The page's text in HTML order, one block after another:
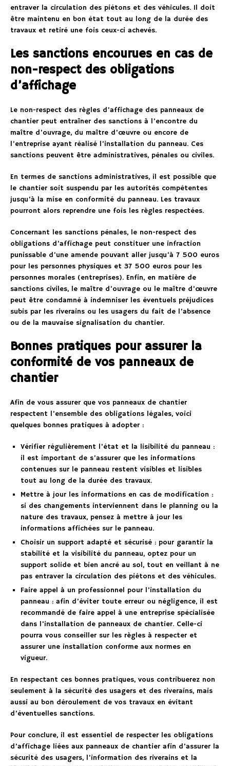
entraver la circulation des piétons et des véhicules. Il doit
être maintenu en bon état tout au long de la durée des
travaux et retiré une fois ceux-ci achevés.
Les sanctions encourues en cas de
non-respect des obligations
d’affichage
Le non-respect des règles d’affichage des panneaux de
chantier peut entraîner des sanctions à l’encontre du
maître d’ouvrage, du maître d’œuvre ou encore de
l’entreprise ayant réalisé l’installation du panneau. Ces
sanctions peuvent être administratives, pénales ou civiles.
En termes de sanctions administratives, il est possible que
le chantier soit suspendu par les autorités compétentes
jusqu’à la mise en conformité du panneau. Les travaux
pourront alors reprendre une fois les règles respectées.
Concernant les sanctions pénales, le non-respect des
obligations d’affichage peut constituer une infraction
punissable d’une amende pouvant aller jusqu’à 7 500 euros
pour les personnes physiques et 37 500 euros pour les
personnes morales (entreprises). Enfin, en matière de
sanctions civiles, le maître d’ouvrage ou le maître d’œuvre
peut être condamné à indemniser les éventuels préjudices
subis par les riverains ou les usagers du fait de l’absence
ou de la mauvaise signalisation du chantier.
Bonnes pratiques pour assurer la
conformité de vos panneaux de
chantier
Afin de vous assurer que vos panneaux de chantier
respectent l’ensemble des obligations légales, voici
quelques bonnes pratiques à adopter :
Vérifier régulièrement l’état et la lisibilité du panneau :
il est important de s’assurer que les informations
contenues sur le panneau restent visibles et lisibles
tout au long de la durée des travaux.
Mettre à jour les informations en cas de modification :
si des changements interviennent dans le planning ou la
nature des travaux, pensez à mettre à jour les
informations affichées sur le panneau.
Choisir un support adapté et sécurisé : pour garantir la
stabilité et la visibilité du panneau, optez pour un
support solide et bien ancré au sol, tout en veillant à ne
pas entraver la circulation des piétons et des véhicules.
Faire appel à un professionnel pour l’installation du
panneau : afin d’éviter toute erreur ou négligence, il est
recommandé de faire appel à une entreprise spécialisée
dans l’installation de panneaux de chantier. Celle-ci
pourra vous conseiller sur les règles à respecter et
assurer une installation conforme aux normes en
vigueur.
En respectant ces bonnes pratiques, vous contribuerez non
seulement à la sécurité des usagers et des riverains, mais
aussi au bon déroulement de vos travaux en évitant
d’éventuelles sanctions.
Pour conclure, il est essentiel de respecter les obligations
d’affichage liées aux panneaux de chantier afin d’assurer la
sécurité des usagers, l’information des riverains et la